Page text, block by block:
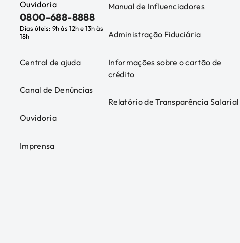
Ouvidoria
0800-688-8888
Dias úteis: 9h às 12h e 13h às
18h
Central de ajuda
Canal de Denúncias
Ouvidoria
Imprensa
Manual de Influenciadores
Administração Fiduciária
Informações sobre o cartão de
crédito
Relatório de Transparência Salarial